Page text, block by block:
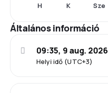
H K Sze
Általános információ
Helyi idő (UTC+3)
09:35, 9 aug. 2026